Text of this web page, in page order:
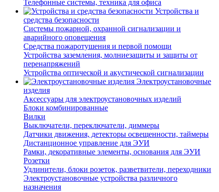
Телефонные системы, техника для офиса
Устройства и
средства безопасности
Системы пожарной, охранной сигнализации и
аварийного оповещения
Средства пожаротушения и первой помощи
Устройства заземления, молниезащиты и защиты от
перенапряжений
Устройства оптической и акустической сигнализации
Электроустановочные
изделия
Аксессуары для электроустановочных изделий
Блоки комбинированные
Вилки
Выключатели, переключатели, диммеры
Датчики движения, детекторы освещенности, таймеры
Дистанционное управление для ЭУИ
Рамки, декоративные элементы, основания для ЭУИ
Розетки
Удлинители, блоки розеток, разветвители, переходники
Электроустановочные устройства различного
назначения